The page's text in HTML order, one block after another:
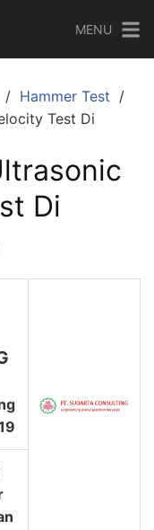
MENU
Hammer Test
Test Di
Di